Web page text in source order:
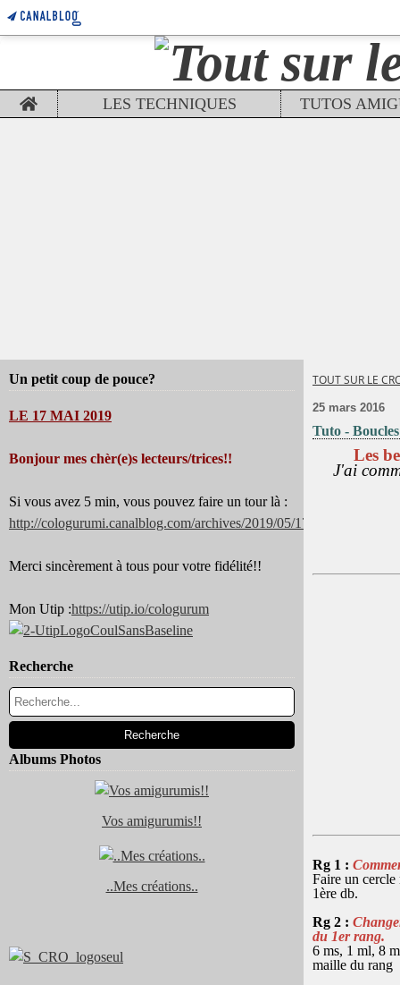
Home LES TECHNIQUES
Un petit coup de pouce?
LE 17 MAI 2019
Bonjour mes chèr(e)s lecteurs/trices!!
Si vous avez 5 min, vous pouvez faire un tour là :
http://cologurumi.canalblog.com/archives/2019/05/17/37344180.html
Merci sincèrement à tous pour votre fidélité!!
Mon Utip :https://utip.io/cologurum
Recherche
Albums Photos
Vos amigurumis!!
..Mes créations..
TOUT SUR LE
25 mars 2016
Tuto -
Les
J'ai
Rg 1 :
Faire un
1ère db.
Rg 2 :
du 1er rang.
6 ms, 1 ml, 8
maille du rang